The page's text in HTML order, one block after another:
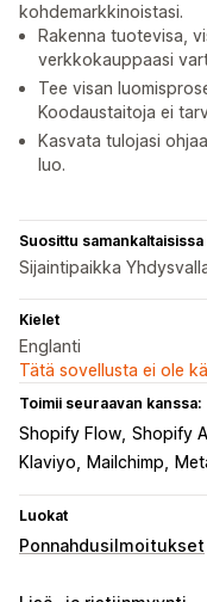
kohdemarkkinoistasi.
Rakenna tuotevisa,
verkkokauppaasi
Tee visan
Koodaustaitoja ei
Kasvata tulojasi
luo.
Suosittu
Sijaintipaikka
Kielet
Englanti
Tätä sovellusta ei ole
Toimii seuraavan kanssa:
Shopify Flow Shopify
Klaviyo
Mailchimp
Luokat
Ponnahdusilmoitukset